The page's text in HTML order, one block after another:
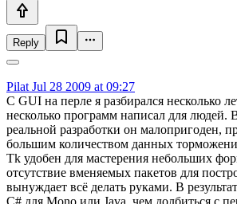
Reply
Pilat Jul 28 2009 at 09:27
C GUI на перле я разбирался несколько
несколько программ написал для
реальной разработки он малопригоден,
большим количеством данных
Tk удобен для мастерения небольших
отсутствие вменяемых пакетов для
вынуждает всё делать руками. В
С# для Mono или Java, чем долбиться с